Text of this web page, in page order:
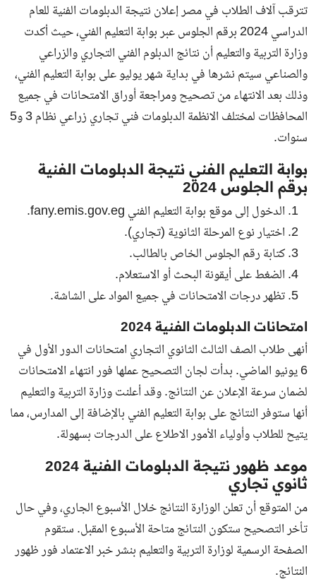
تترقب آلاف الطلاب في مصر إعلان نتيجة الدبلومات الفنية للعام
الدراسي 2024 برقم الجلوس عبر
بوابة التعليم الفني، حيث أكدت
وزارة التربية والتعليمأن نتائج الدبلوم الفني التجاري والزراعي
والصناعي سيتم نشرها في بداية شهر يوليو على بوابة التعليم الفني،
وذلك بعد الانتهاء من تصحيح ومراجعة أوراق الامتحانات في جميع
المحافظات لمختلف الانظمة الدبلومات فني تجاري زراعي نظام 3 و5
سنوات.
بوابة التعليم الفني نتيجة الدبلومات الفنية
برقم الجلوس 2024
الدخول إلى موقع بوابة التعليم الفني fany.emis.gov.eg.
اختيار نوع المرحلة الثانوية (تجاري).
كتابة رقم الجلوس الخاص بالطالب.
الضغط على أيقونة البحث أو الاستعلام.
تظهر درجات الامتحانات في جميع المواد على الشاشة.
امتحانات الدبلومات الفنية 2024
أنهى طلاب الصف الثالث الثانوي التجاري امتحانات الدور الأول في
6 يونيو الماضي. بدأت لجان التصحيح عملها فور انتهاء الامتحانات
لضمان سرعة الإعلان عن النتائج. وقد أعلنت وزارة التربية والتعليم
أنها ستوفر النتائج على بوابة التعليم الفني بالإضافة إلى المدارس، مما
يتيح للطلاب وأولياء الأمور الاطلاع على الدرجات بسهولة.
موعد ظهور نتيجة الدبلومات الفنية 2024
ثانوي تجاري
من المتوقع أن تعلن الوزارة النتائج خلال الأسبوع الجاري، وفي حال
تأخر التصحيح ستكون النتائج متاحة الأسبوع المقبل. ستقوم
الصفحة الرسمية لوزارة التربية والتعليم بنشر خبر الاعتماد فور ظهور
النتائج.